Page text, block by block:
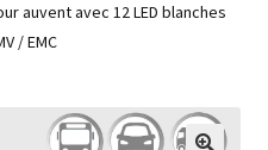
auvent avec 12 LED blanches
/ EMC